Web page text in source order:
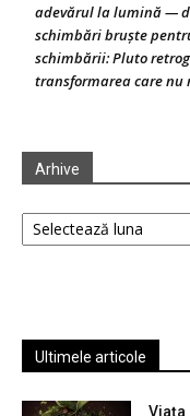
adevărul la lumină —
schimbări bruște
schimbării: Pluto
transformarea care
Arhive
Arhive
Ultimele articole
Viața